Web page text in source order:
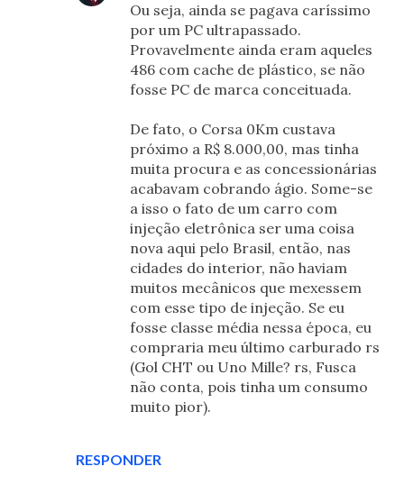
RESPONDER
Ou seja, ainda se pagava caríssimo
por um PC ultrapassado.
Provavelmente ainda eram aqueles
486 com cache de plástico, se não
fosse PC de marca conceituada.
De fato, o Corsa 0Km custava
próximo a R$ 8.000,00, mas tinha
muita procura e as concessionárias
acabavam cobrando ágio. Some-se
a isso o fato de um carro com
injeção eletrônica ser uma coisa
nova aqui pelo Brasil, então, nas
cidades do interior, não haviam
muitos mecânicos que mexessem
com esse tipo de injeção. Se eu
fosse classe média nessa época, eu
compraria meu último carburado rs
(Gol CHT ou Uno Mille? rs, Fusca
não conta, pois tinha um consumo
muito pior).